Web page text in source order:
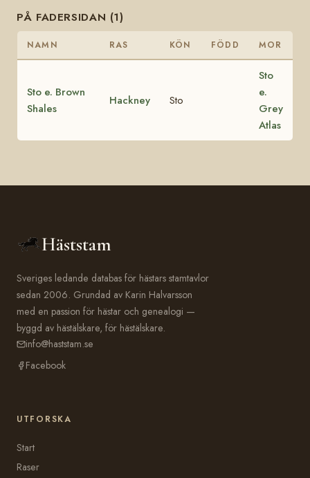
PÅ FADERSIDAN (1)
NAMN RAS KÖN FÖDD MOR
Sto e. Brown
Shales
Hackney Sto
Sto
e.
Grey
Atlas
Häststam
Sveriges ledande databas för hästars stamtavlor
sedan 2006. Grundad av Karin Halvarsson
med en passion för hästar och genealogi —
byggd av hästälskare, för hästälskare.
info@haststam.se
Facebook
UTFORSKA
Start
Raser